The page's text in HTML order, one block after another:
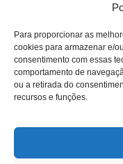
Para proporcionar as
cookies para armazenar e/
consentimento com essas
comportamento de
ou a retirada do
recursos e funções.